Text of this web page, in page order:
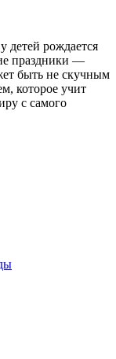
детей рождается
праздники —
быть не скучным
которое учит
с самого